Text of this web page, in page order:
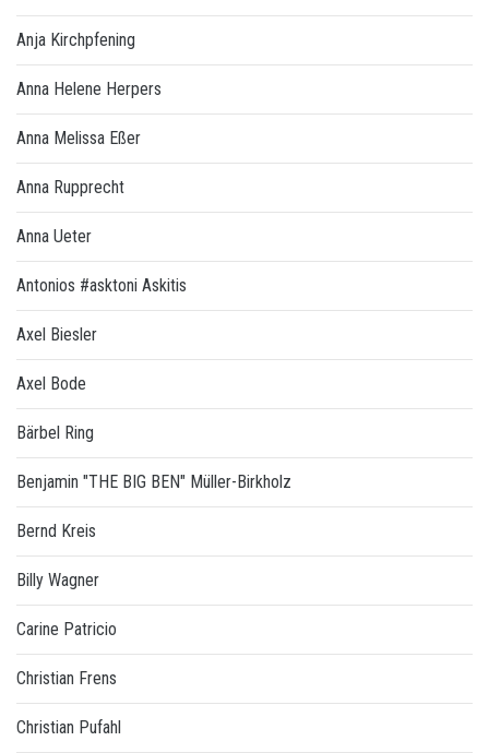
Anja Kirchpfening
Anna Helene Herpers
Anna Melissa Eßer
Anna Rupprecht
Anna Ueter
Antonios #asktoni Askitis
Axel Biesler
Axel Bode
Bärbel Ring
Benjamin "THE BIG BEN" Müller-Birkholz
Bernd Kreis
Billy Wagner
Carine Patricio
Christian Frens
Christian Pufahl